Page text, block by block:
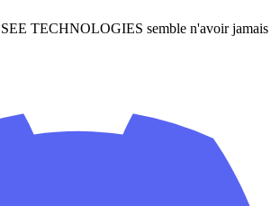
TECHNOLOGIES semble n'avoir jamais